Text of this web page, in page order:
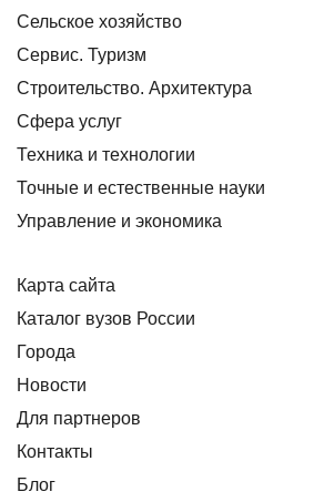
Сельское хозяйство
Сервис. Туризм
Строительство. Архитектура
Сфера услуг
Техника и технологии
Точные и естественные науки
Управление и экономика
Карта сайта
Каталог вузов России
Города
Новости
Для партнеров
Контакты
Блог